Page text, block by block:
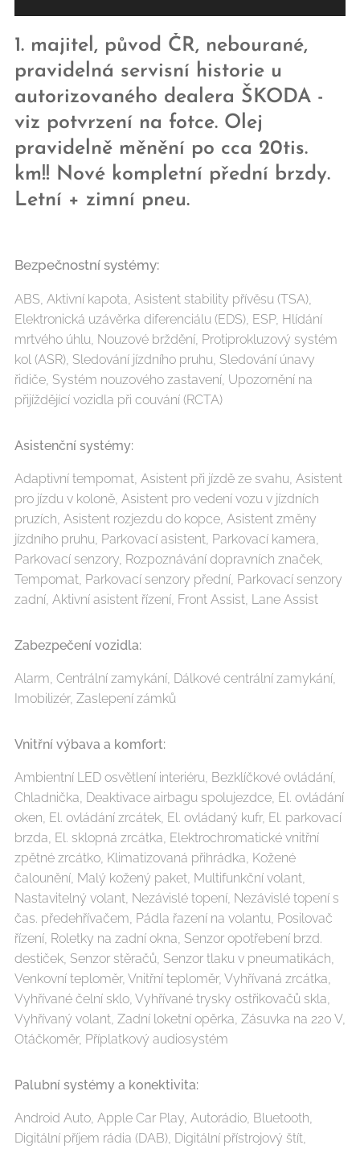
1. majitel, původ ČR, nebourané,
pravidelná servisní historie u
autorizovaného dealera ŠKODA -
viz potvrzení na fotce. Olej
pravidelně měnění po cca 20tis.
km!! Nové kompletní přední brzdy.
Letní + zimní pneu.
Bezpečnostní systémy:
ABS, Aktivní kapota, Asistent stability přívěsu (TSA),
Elektronická uzávěrka diferenciálu (EDS), ESP, Hlídání
mrtvého úhlu, Nouzové brždění, Protiprokluzový systém
kol (ASR), Sledování jízdního pruhu, Sledování únavy
řidiče, Systém nouzového zastavení, Upozornění na
přijíždějící vozidla při couvání (RCTA)
Asistenční systémy:
Adaptivní tempomat, Asistent při jízdě ze svahu, Asistent
pro jízdu v koloně, Asistent pro vedení vozu v jízdních
pruzích, Asistent rozjezdu do kopce, Asistent změny
jízdního pruhu, Parkovací asistent, Parkovací kamera,
Parkovací senzory, Rozpoznávání dopravních značek,
Tempomat, Parkovací senzory přední, Parkovací senzory
zadní, Aktivní asistent řízení, Front Assist, Lane Assist
Zabezpečení vozidla:
Alarm, Centrální zamykání, Dálkové centrální zamykání,
Imobilizér, Zaslepení zámků
Vnitřní výbava a komfort:
Ambientní LED osvětlení interiéru, Bezklíčkové ovládání,
Chladnička, Deaktivace airbagu spolujezdce, El. ovládání
oken, El. ovládání zrcátek, El. ovládaný kufr, El. parkovací
brzda, El. sklopná zrcátka, Elektrochromatické vnitřní
zpětné zrcátko, Klimatizovaná přihrádka, Kožené
čalounění, Malý kožený paket, Multifunkční volant,
Nastavitelný volant, Nezávislé topení, Nezávislé topení s
čas. předehřívačem, Pádla řazení na volantu, Posilovač
řízení, Roletky na zadní okna, Senzor opotřebení brzd.
destiček, Senzor stěračů, Senzor tlaku v pneumatikách,
Venkovní teploměr, Vnitřní teploměr, Vyhřívaná zrcátka,
Vyhřívané čelní sklo, Vyhřívané trysky ostřikovačů skla,
Vyhřívaný volant, Zadní loketní opěrka, Zásuvka na 220 V,
Otáčkoměr, Příplatkový audiosystém
Palubní systémy a konektivita:
Android Auto, Apple Car Play, Autorádio, Bluetooth,
Digitální příjem rádia (DAB), Digitální přístrojový štít,